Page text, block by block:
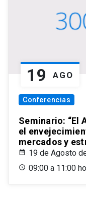
19 AGO
Conferencias
Seminario: “El
el
mercados y
19 de Agosto
09:00 a 11:00